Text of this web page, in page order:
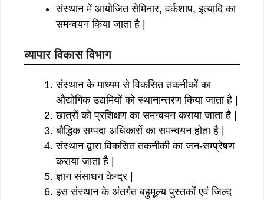
संस्थान में आयोजित सेमिनार, वर्कशाप, इत्यादि का
समन्वयन किया जाता है |
व्यापार विकास विभाग
संस्थान के माध्यम से विकसित तकनीकों का
औद्योगिक उद्यमियों को स्थानान्तरण किया जाता है |
छात्रों को प्रशिक्षण का समन्वयन कराया जाता है |
बौद्धिक सम्पदा अधिकारों का समन्वयन होता है |
संस्थान द्वारा विकसित तकनीकी का जन-सम्प्रेषण
कराया जाता है |
ज्ञान संसाधन केन्द्र |
इस संस्थान के अंतर्गत बहुमूल्य पुस्तकों एवं जिल्द